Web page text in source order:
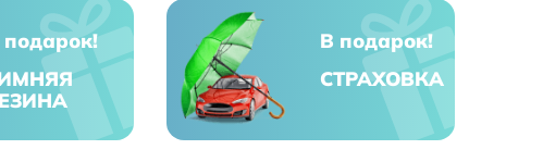
подарок!
В подарок!
СТРАХОВКА